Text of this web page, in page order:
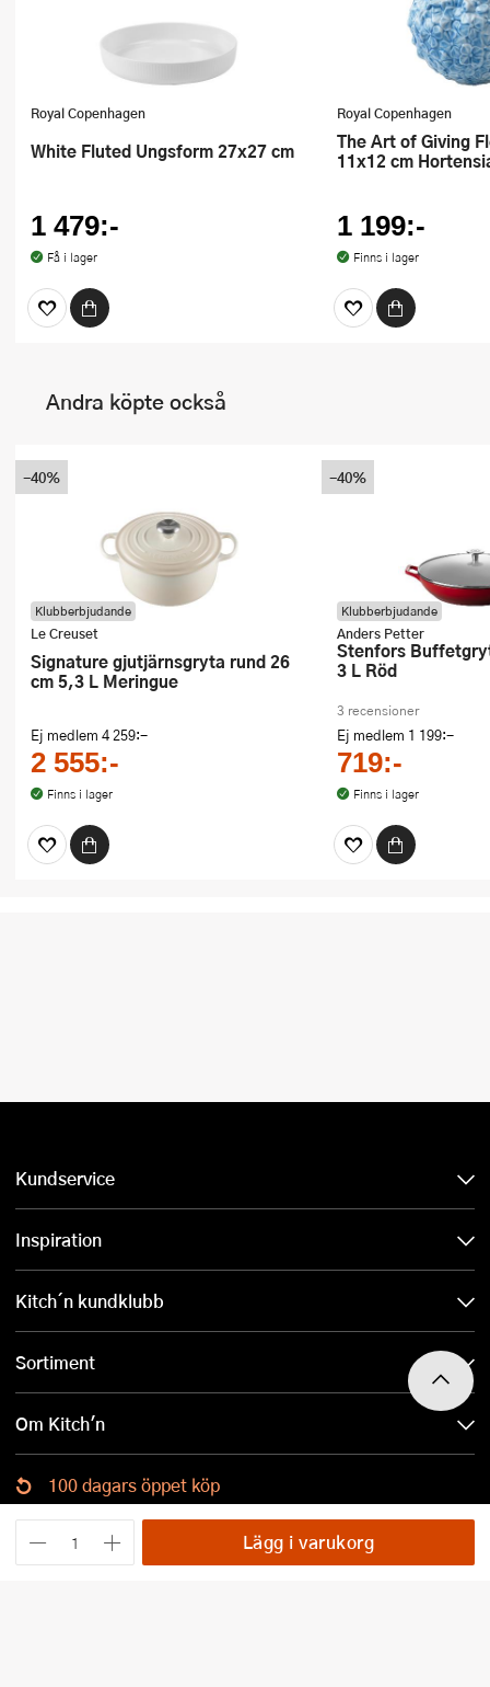
Lägg i varukorg
Royal Copenhagen
White Fluted Ungsform 27x27 cm
1 479:-
Få i lager
Royal Copenhagen
The Art of Giving Flowers vas
11x12 cm
1 199:-
Finns i lager
Andra köpte också
Klubberbjudande
Le Creuset
Signature gjutjärnsgryta rund 26
cm 5,3 L Meringue
Ej medlem 4 259:-
2 555:-
Finns i lager
-40%
Klubberbjudande
Anders Petter
Stenfors Buffetgryta med glaslock
3 L Röd
3 recensioner
Ej medlem 1 199:-
719:-
Finns i lager
-40%
Kundservice
Inspiration
Kitch´n kundklubb
Sortiment
Om Kitch'n
100 dagars öppet köp
Ladda ned Kitch´n-appen